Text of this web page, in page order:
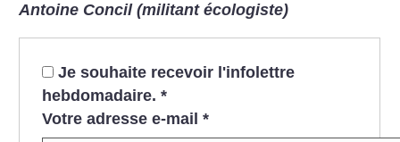
Antoine Concil (militant écologiste)
Je souhaite recevoir l'infolettre
hebdomadaire. *
Votre adresse e-mail *